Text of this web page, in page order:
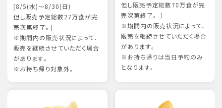
[8/5(水)～8/30(日)
但し販売予定総数27万食が完
売次第終了。]
※期間内の販売状況によって、
販売を継続させていただく場合
があります。
※お持ち帰り対象外。
但し販売予定総数70万食が完
売次第終了。 ］
※期間内の販売状況によって、
販売を継続させていただく場合
があります。
※お持ち帰りは当日予約のみ
となります。